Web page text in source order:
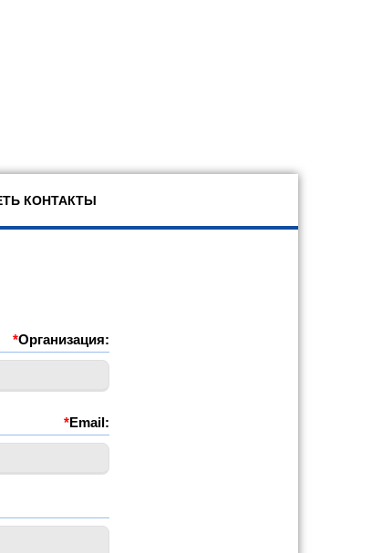
КОНТАКТЫ
*Организация:
*Email: